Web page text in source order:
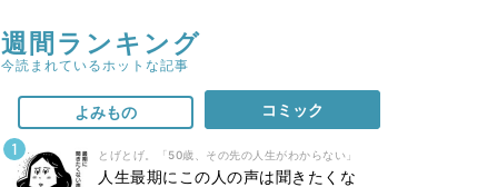
週間ランキング
今読まれているホットな記事
よみもの コミック
とげとげ。「50歳、その先の人生がわからない」
人生最期にこの人の声は聞きたくな